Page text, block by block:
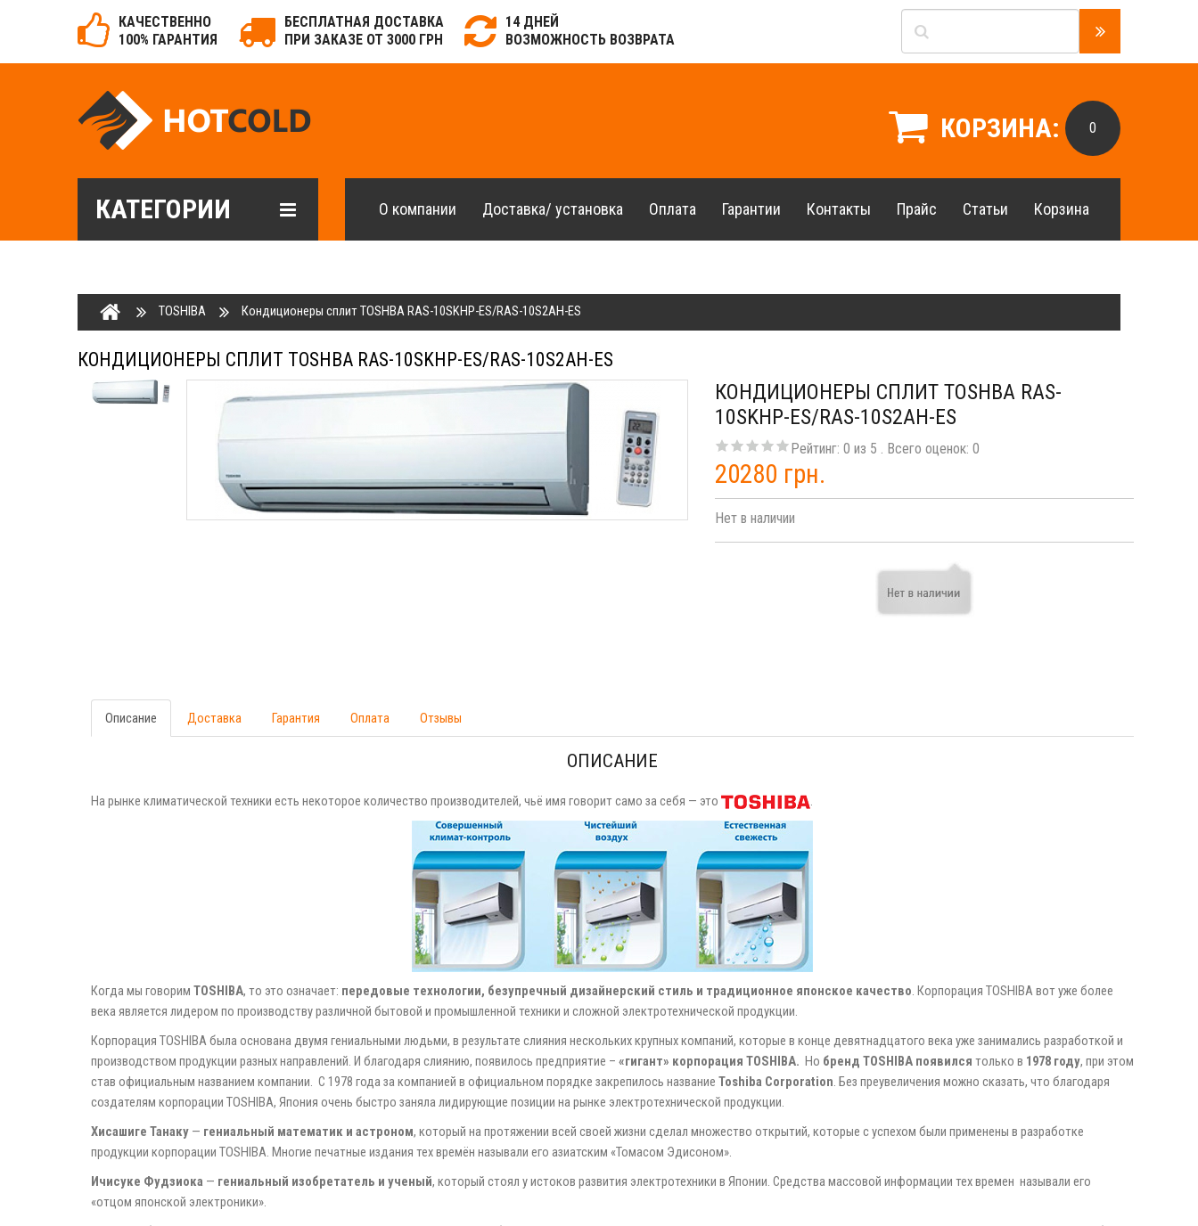
КАЧЕСТВЕННО
100% ГАРАНТИЯ
БЕСПЛАТНАЯ ДОСТАВКА
ПРИ ЗАКАЗЕ ОТ 3000 ГРН
14 ДНЕЙ
ВОЗМОЖНОСТЬ ВОЗВРАТА
КОРЗИНА: 0
КАТЕГОРИИ О компании Доставка/ установка Оплата Гарантии Контакты Прайс Статьи Корзина
TOSHIBA Кондиционеры сплит TOSHBA RAS-10SKHP-ES/RAS-10S2AH-ES
КОНДИЦИОНЕРЫ СПЛИТ TOSHBA RAS-10SKHP-ES/RAS-10S2AH-ES
КОНДИЦИОНЕРЫ СПЛИТ TOSHBA RAS-
10SKHP-ES/RAS-10S2AH-ES
Рейтинг: 0 из 5 . Всего оценок: 0
20280 грн.
Нет в наличии
Описание Доставка Гарантия Оплата Отзывы
ОПИСАНИЕ
На рынке климатической техники есть некоторое количество производителей, чьё имя говорит само за себя — это .
Когда мы говорим TOSHIBA, то это означает: передовые технологии, безупречный дизайнерский стиль и традиционное японское качество. Корпорация TOSHIBA вот уже более
века является лидером по производству различной бытовой и промышленной техники и сложной электротехнической продукции.
Корпорация TOSHIBA была основана двумя гениальными людьми, в результате слияния нескольких крупных компаний, которые в конце девятнадцатого века уже занимались разработкой и
производством продукции разных направлений. И благодаря слиянию, появилось предприятие – «гигант» корпорация TOSHIBA. Но бренд TOSHIBA появился только в 1978 году, при этом
став официальным названием компании. С 1978 года за компанией в официальном порядке закрепилось название Toshiba Corporation. Без преувеличения можно сказать, что благодаря
создателям корпорации TOSHIBA, Япония очень быстро заняла лидирующие позиции на рынке электротехнической продукции.
Хисашиге Танаку — гениальный математик и астроном, который на протяжении всей своей жизни сделал множество открытий, которые с успехом были применены в разработке
продукции корпорации TOSHIBA. Многие печатные издания тех времён называли его азиатским «Томасом Эдисоном».
Ичисуке Фудзиока — гениальный изобретатель и ученый, который стоял у истоков развития электротехники в Японии. Средства массовой информации тех времен называли его
«отцом японской электроники».